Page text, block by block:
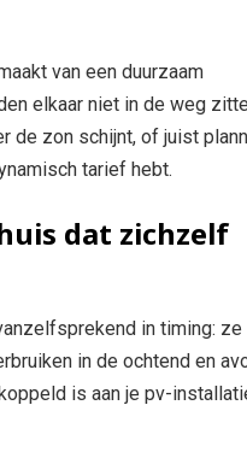
van een duurzaam
elkaar niet in de weg
de zon schijnt, of juist
tarief hebt.
dat zichzelf
in timing: ze
in de ochtend en
is aan je pv-